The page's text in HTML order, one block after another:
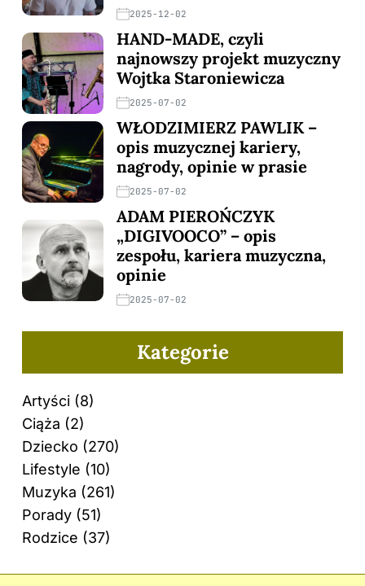
2025-12-02
HAND-MADE, czyli
najnowszy projekt muzyczny
Wojtka Staroniewicza
2025-07-02
WŁODZIMIERZ PAWLIK –
opis muzycznej kariery,
nagrody, opinie w prasie
2025-07-02
ADAM PIEROŃCZYK
„DIGIVOOCO” – opis
zespołu, kariera muzyczna,
opinie
2025-07-02
Kategorie
Artyści (8)
Ciąża (2)
Dziecko (270)
Lifestyle (10)
Muzyka (261)
Porady (51)
Rodzice (37)